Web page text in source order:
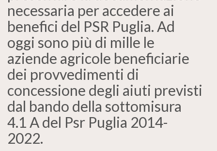
necessaria per accedere ai
benefici del PSR Puglia. Ad
oggi sono più di mille le
aziende agricole beneficiarie
dei provvedimenti di
concessione degli aiuti previsti
dal bando della sottomisura
4.1 A del Psr Puglia 2014-
2022.